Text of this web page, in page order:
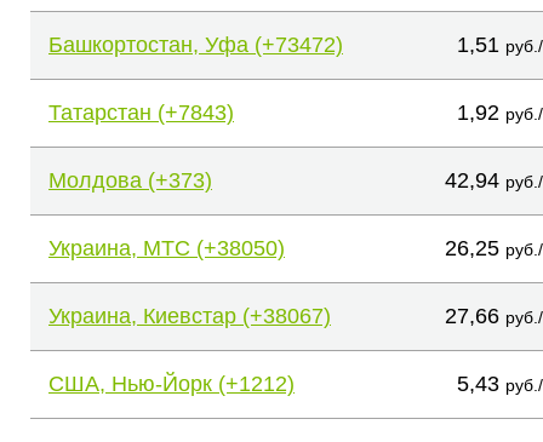
Башкортостан, Уфа (+73472) 1,51
Татарстан (+7843) 1,92
Молдова (+373) 42,94
Украина, МТС (+38050) 26,25
Украина, Киевстар (+38067) 27,66
США, Нью-Йорк (+1212) 5,43